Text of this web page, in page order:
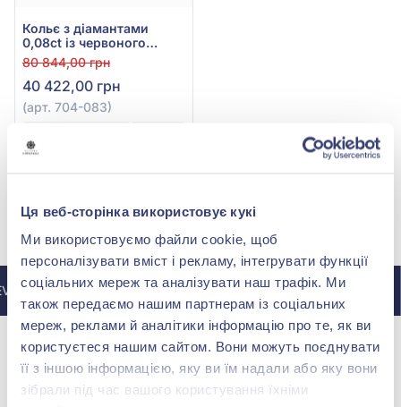
Ця веб-сторінка використовує кукі
Ми використовуємо файли cookie, щоб
персоналізувати вміст і рекламу, інтегрувати функції
соціальних мереж та аналізувати наш трафік. Ми
також передаємо нашим партнерам із соціальних
мереж, реклами й аналітики інформацію про те, як ви
користуєтеся нашим сайтом. Вони можуть поєднувати
її з іншою інформацією, яку ви їм надали або яку вони
зібрали під час вашого користування їхніми
Кольє з діамантами
0,08ct із червоного
золота 585°, арт. 704-083
80 844,00 грн
40 422,00 грн
(арт. 704-083)
МИ У INSTAGRAM
ДО ІНСТАГРАМУ @ZOLOTAKOROLEVA